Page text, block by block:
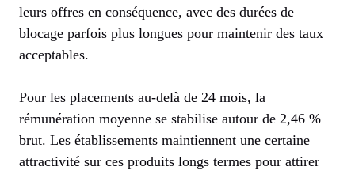
leurs offres en conséquence, avec des durées de
blocage parfois plus longues pour maintenir des taux
acceptables.
Pour les placements au-delà de 24 mois, la
rémunération moyenne se stabilise autour de 2,46 %
brut. Les établissements maintiennent une certaine
attractivité sur ces produits longs termes pour attirer